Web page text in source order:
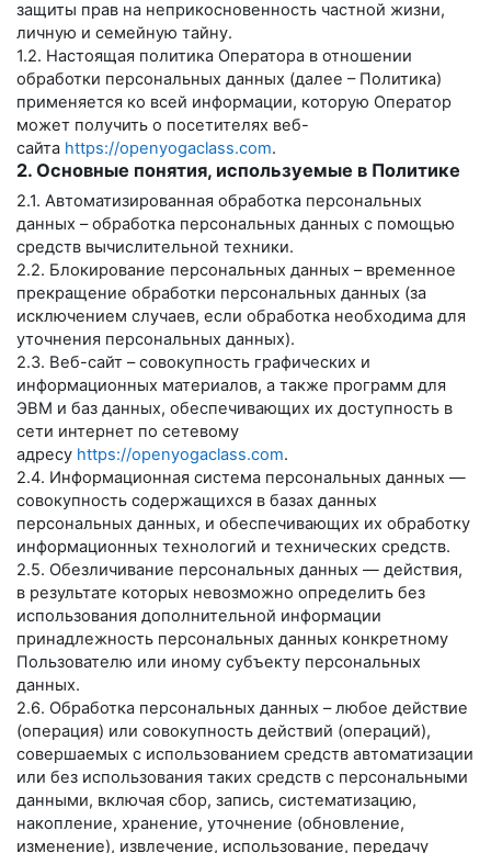
защиты прав на неприкосновенность частной жизни,
личную и семейную тайну.
1.2. Настоящая политика Оператора в отношении
обработки персональных данных (далее – Политика)
применяется ко всей информации, которую Оператор
может получить о посетителях веб-
сайта https://openyogaclass.com.
2. Основные понятия, используемые в Политике
2.1. Автоматизированная обработка персональных
данных – обработка персональных данных с помощью
средств вычислительной техники.
2.2. Блокирование персональных данных – временное
прекращение обработки персональных данных (за
исключением случаев, если обработка необходима для
уточнения персональных данных).
2.3. Веб-сайт – совокупность графических и
информационных материалов, а также программ для
ЭВМ и баз данных, обеспечивающих их доступность в
сети интернет по сетевому
адресу https://openyogaclass.com.
2.4. Информационная система персональных данных —
совокупность содержащихся в базах данных
персональных данных, и обеспечивающих их обработку
информационных технологий и технических средств.
2.5. Обезличивание персональных данных — действия,
в результате которых невозможно определить без
использования дополнительной информации
принадлежность персональных данных конкретному
Пользователю или иному субъекту персональных
данных.
2.6. Обработка персональных данных – любое действие
(операция) или совокупность действий (операций),
совершаемых с использованием средств автоматизации
или без использования таких средств с персональными
данными, включая сбор, запись, систематизацию,
накопление, хранение, уточнение (обновление,
изменение), извлечение, использование, передачу